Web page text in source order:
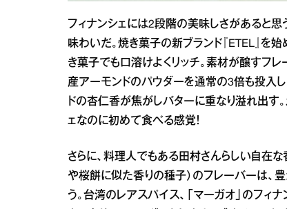
フィナンシェには2段階の美味しさがあると思
味わいだ。焼き菓子の新ブランド『ETEL』を
き菓子でも口溶けよくリッチ。素材が醸すフ
産アーモンドのパウダーを通常の3倍も投入し
ドの杏仁香が焦がしバターに重なり溢れ出
ェなのに初めて食べる感覚！
さらに、料理人でもある田村さんらしい自在
や桜餅に似た香りの種子）のフレーバーは、
う。台湾のレアスパイス、「マーガオ」のフ